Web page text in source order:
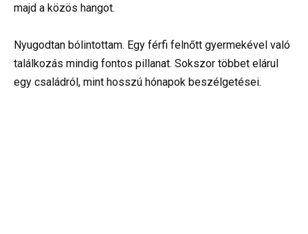
majd a közös hangot.
Nyugodtan bólintottam. Egy férfi felnőtt gyermekével való
találkozás mindig fontos pillanat. Sokszor többet elárul
egy családról, mint hosszú hónapok beszélgetései.